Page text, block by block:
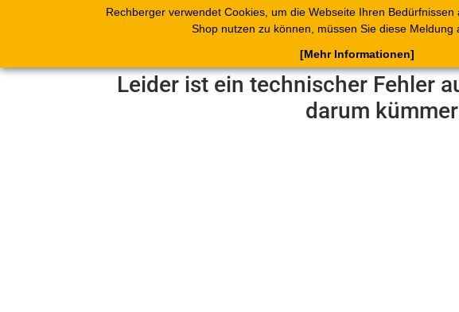
Rechberger verwendet Cookies, um die Webseite Ihren
Shop nutzen zu können, müssen Sie diese Meldung
[Mehr Informationen]
Shop Blätterkataloge
Leider ist ein technischer Fehler
darum